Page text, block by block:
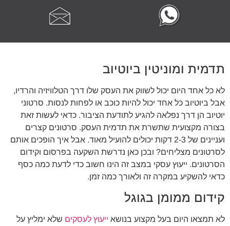
תדמית ומוניטין ביוטיוב
לא כל אחד היום יכול לשווק את העסק שלו דרך הטלוויזיה והרדיו,
אבל ביוטיוב כל אחד יכול להיות כוכב או לפחות לנסות. סרטוני
יוטיוב הן דרך נפלאה להגיע לתודעת הציבור. כדאי לעשות זאת
בצורה מקצועית שתשרת את תדמית העסק. סרטונים קצרים
ועניינים של 2-3 דקות יכולים להועיל מאוד. אבל איך הופכים אותם
לסרטונים מצליחים? ובכן כאן נדרשת השקעה בפרסום וקידום
הסרטונים. ייעוץ עסקי במצב זה הינו חשוב כדי לדעת כמה כסף
כדאי להשקיע במקרה זה ולאורך כמה זמן.
קידום ממומן בגוגל
לא תמצאו היום בעל מקצוע בנושא ייעוץ לעסקים שלא ימליץ על